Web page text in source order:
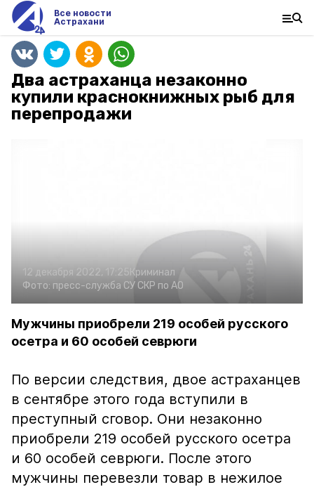
Все новости
Астрахани
Два астраханца незаконно
купили краснокнижных рыб для
перепродажи
12 декабря 2022, 17:25Криминал
Фото: пресс-служба СУ СКР по АО
Мужчины приобрели 219 особей русского
осетра и 60 особей севрюги
По версии следствия, двое астраханцев
в сентябре этого года вступили в
преступный сговор. Они незаконно
приобрели 219 особей русского осетра
и 60 особей севрюги. После этого
мужчины перевезли товар в нежилое